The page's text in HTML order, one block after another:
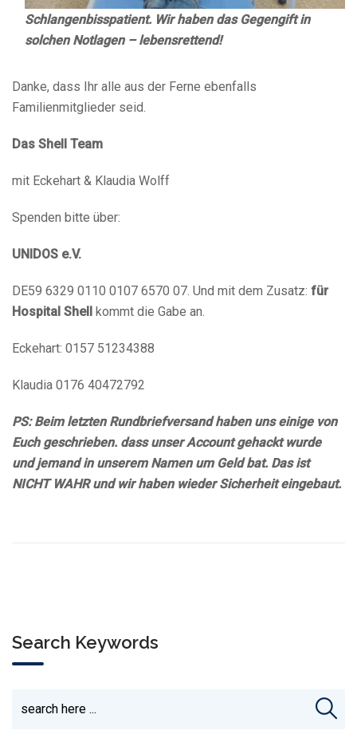
Schlangenbisspatient. Wir haben das Gegengift in
solchen Notlagen – lebensrettend!
Danke, dass Ihr alle aus der Ferne ebenfalls
Familienmitglieder seid.
Das Shell Team
mit Eckehart & Klaudia Wolff
Spenden bitte über:
UNIDOS e.V.
DE59 6329 0110 0107 6570 07. Und mit dem Zusatz: für
Hospital Shell kommt die Gabe an.
Eckehart: 0157 51234388
Klaudia 0176 40472792
PS: Beim letzten Rundbriefversand haben uns einige von
Euch geschrieben. dass unser Account gehackt wurde
und jemand in unserem Namen um Geld bat. Das ist
NICHT WAHR und wir haben wieder Sicherheit eingebaut.
Search Keywords